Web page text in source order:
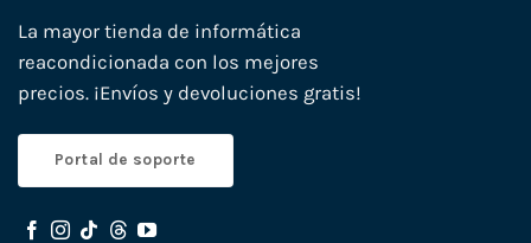
La mayor tienda de informática
reacondicionada con los mejores
precios. ¡Envíos y devoluciones gratis!
Portal de soporte